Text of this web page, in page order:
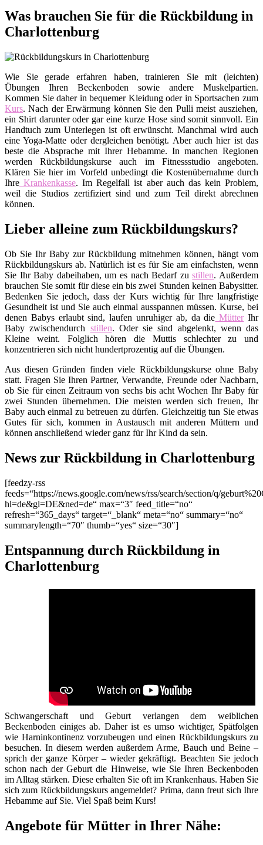
Was brauchen Sie für die Rückbildung in
Charlottenburg
Wie Sie gerade erfahren haben, trainieren Sie mit (leichten)
Übungen Ihren Beckenboden sowie andere Muskelpartien.
Kommen Sie daher in bequemer Kleidung oder in Sportsachen zum
Kurs. Nach der Erwärmung können Sie den Pulli meist ausziehen,
ein Shirt darunter oder gar eine kurze Hose sind somit sinnvoll. Ein
Handtuch zum Unterlegen ist oft erwünscht. Manchmal wird auch
eine Yoga-Matte oder dergleichen benötigt. Aber auch hier ist das
beste die Absprache mit Ihrer Hebamme. In manchen Regionen
werden Rückbildungskurse auch im Fitnessstudio angeboten.
Klären Sie hier im Vorfeld unbedingt die Kostenübernahme durch
Ihre Krankenkasse. Im Regelfall ist aber auch das kein Problem,
weil die Studios zertifiziert sind und zum Teil direkt abrechnen
können.
Lieber alleine zum Rückbildungskurs?
Ob Sie Ihr Baby zur Rückbildung mitnehmen können, hängt vom
Rückbildungskurs ab. Natürlich ist es für Sie am einfachsten, wenn
Sie Ihr Baby dabeihaben, um es nach Bedarf zustillen. Außerdem
brauchen Sie somit für diese ein bis zwei Stunden keinen Babysitter.
Bedenken Sie jedoch, dass der Kurs wichtig für Ihre langfristige
Gesundheit ist und Sie auch einmal ausspannen müssen. Kurse, bei
denen Babys erlaubt sind, laufen unruhiger ab, da die MütterIhr
Baby zwischendurch stillen. Oder sie sind abgelenkt, wenn das
Kleine weint. Folglich hören die Muttis schlechter zu und
konzentrieren sich nicht hundertprozentig auf die Übungen.
Aus diesen Gründen finden viele Rückbildungskurse ohne Baby
statt. Fragen Sie Ihren Partner, Verwandte, Freunde oder Nachbarn,
ob Sie für einen Zeitraum von sechs bis acht Wochen Ihr Baby für
zwei Stunden übernehmen. Die meisten werden sich freuen, Ihr
Baby auch einmal zu betreuen zu dürfen. Gleichzeitig tun Sie etwas
Gutes für sich, kommen in Austausch mit anderen Müttern und
können anschließend wieder ganz für Ihr Kind da sein.
News zur Rückbildung in Charlottenburg
[feedzy-rss
feeds=“https://news.google.com/news/rss/search/section/q/
hl=de&gl=DE&ned=de“ max=“3″ feed_title=“no“
refresh=“365_days“ target=“_blank“ meta=“no“ summary=“no“
summarylength=“70″ thumb=“yes“ size=“30″]
Entspannung durch Rückbildung in
Charlottenburg
Schwangerschaft und Geburt verlangen dem weiblichen
Beckenboden einiges ab. Daher ist es umso wichtiger, Spätfolgen
wie Harninkontinenz vorzubeugen und einen Rückbildungskurs zu
besuchen. In diesem werden außerdem Arme, Bauch und Beine –
sprich der ganze Körper – wieder gekräftigt. Beachten Sie jedoch
schon nach der Geburt die Hinweise, wie Sie Ihren Beckenboden
im Alltag stärken. Diese erhalten Sie oft im Krankenhaus. Haben Sie
sich zum Rückbildungskurs angemeldet? Prima, dann freut sich Ihre
Hebamme auf Sie. Viel Spaß beim Kurs!
Angebote für Mütter in Ihrer Nähe: